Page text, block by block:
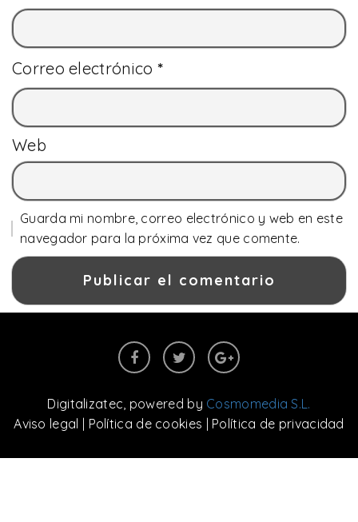
Correo electrónico *
Web
Guarda mi nombre, correo electrónico y web en este
navegador para la próxima vez que comente.
Digitalizatec , powered by Cosmomedia S.L.
Aviso legal | Política de cookies | Política de privacidad